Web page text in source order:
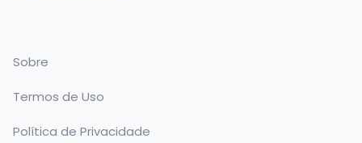
Sobre
Termos de Uso
Política de Privacidade